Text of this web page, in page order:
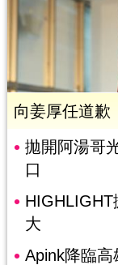
向姜厚任道
拋開阿湯哥
口
大
Apink降臨